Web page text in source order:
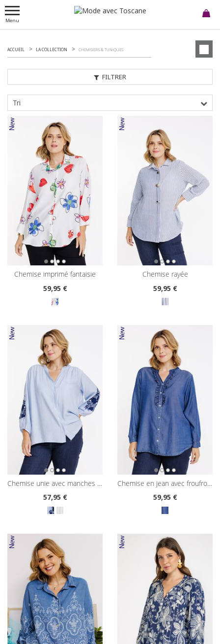
Menu
FILTRER
ACCUEIL LA COLLECTION CHEMISIERS & TUNIQUES
Tri
chemise imprimé fantaisie
59,95 €
chemise rayée
59,95 €
chemise unie avec manches brodées
57,95 €
chemise en jean avec froufrous
59,95 €